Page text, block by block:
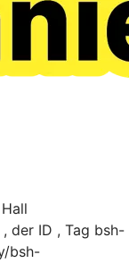
der ID , Tag bsh-
bsh-